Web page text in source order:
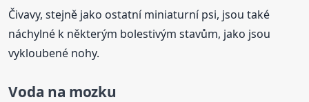
Čivavy, stejně jako ostatní miniaturní psi, jsou také
náchylné k některým bolestivým stavům, jako jsou
vykloubené nohy.
Voda na mozku